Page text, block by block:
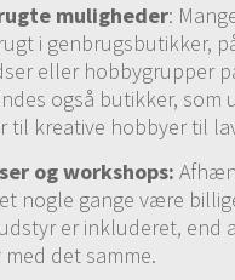
muligheder:
i genbrugsbutikker,
eller hobbygrupper
også butikker, som
til kreative hobbyer til
og workshops:
nogle gange være
er inkluderet, end
det samme.